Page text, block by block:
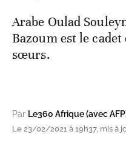
Arabe Oulad
Bazoum est le
sœurs.
Par Le360 Afrique (avec
Le 23/02/2021 à 19h37, mis à